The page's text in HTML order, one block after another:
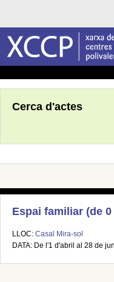
Cerca d'actes
Espai familiar (de 0
LLOC: Casal Mira-sol
DATA: De l'1 d'abril al 28 de